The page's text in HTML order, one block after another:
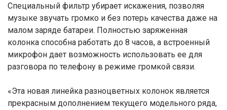
Специальный фильтр убирает искажения, позволяя
музыке звучать громко и без потерь качества даже на
малом заряде батареи. Полностью заряженная
колонка способна работать до 8 часов, а встроенный
микрофон дает возможность использовать ее для
разговора по телефону в режиме громкой связи.
«Эта новая линейка разноцветных колонок является
прекрасным дополнением текущего модельного ряда,